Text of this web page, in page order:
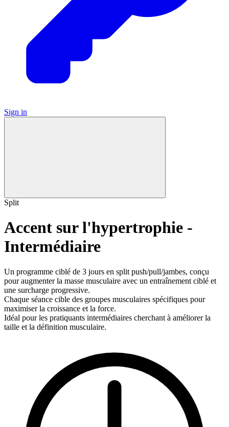
Sign in
Split
Accent sur l'hypertrophie -
Intermédiaire
Un programme ciblé de 3 jours en split push/pull/jambes, conçu
pour augmenter la masse musculaire avec un entraînement ciblé et
une surcharge progressive.
Chaque séance cible des groupes musculaires spécifiques pour
maximiser la croissance et la force.
Idéal pour les pratiquants intermédiaires cherchant à améliorer la
taille et la définition musculaire.